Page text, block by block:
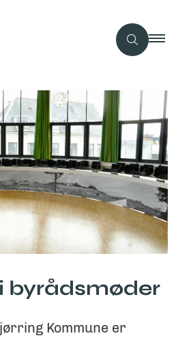
byrådsmøder
Kommune er